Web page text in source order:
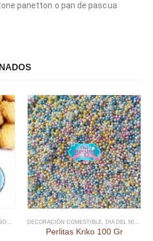
panetton o pan de pascua
,FECHAS ESPECIALES, FONDANT,
DECORACIÓN COMESTIBLE, DIA DEL NIÑO Y TEMATICAS
Perlitas Kriko 100 Gr